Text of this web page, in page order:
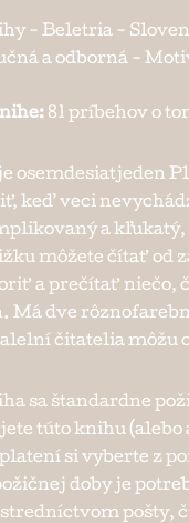
- Beletria -
a odborná -
81 príbehov o
osemdesiatjeden
keď veci
a kľukatý,
môžete čítať od
a prečítať niečo,
Má dve
čitatelia môžu
sa štandardne
túto knihu (alebo
si vyberte z
doby je
pošty,